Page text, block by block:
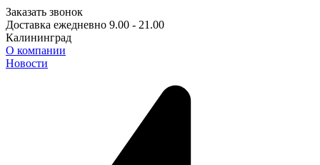
Заказать звонок
Доставка ежедневно 9.00 - 21.00
Калининград
О компании
Новости